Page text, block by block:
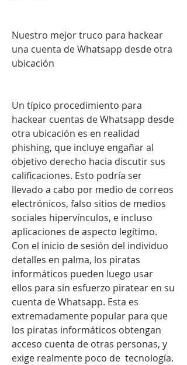
Nuestro mejor truco para hackear
una cuenta de Whatsapp desde otra
ubicación
Un típico procedimiento para
hackear cuentas de Whatsapp desde
otra ubicación es en realidad
phishing, que incluye engañar al
objetivo derecho hacia discutir sus
calificaciones. Esto podría ser
llevado a cabo por medio de correos
electrónicos, falso sitios de medios
sociales hipervínculos, e incluso
aplicaciones de aspecto legítimo.
Con el inicio de sesión del individuo
detalles en palma, los piratas
informáticos pueden luego usar
ellos para sin esfuerzo piratear en su
cuenta de Whatsapp. Esta es
extremadamente popular para que
los piratas informáticos obtengan
acceso cuenta de otras personas, y
exige realmente poco de  tecnología.